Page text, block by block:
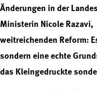
Änderungen in der
Ministerin Nicole
weitreichenden Reform:
sondern eine echte
das Kleingedruckte